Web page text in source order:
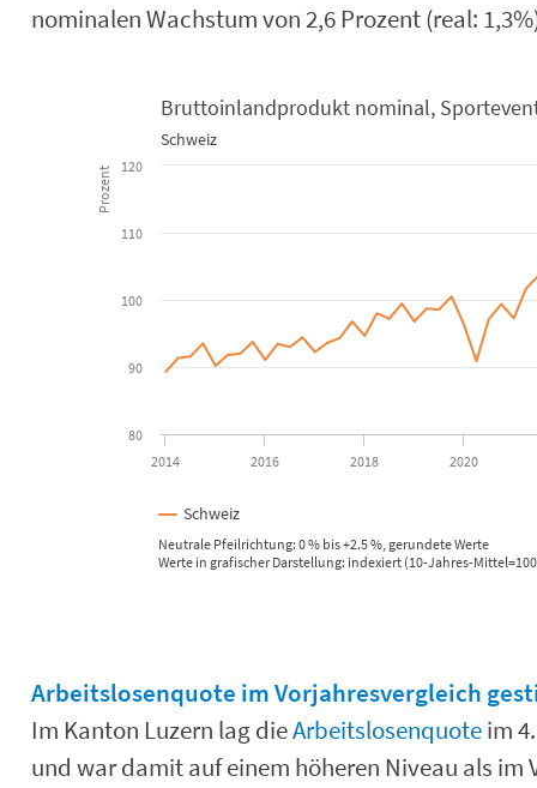
nominalen Wachstum von 2,6 Prozent (real:
Bruttoinlandprodukt nominal,
Line chart with 43 data points.
The chart has 1 X axis displaying Time. Data ranges from
The chart has 1 Y axis displaying Prozent. Data ranges from
Neutrale Pfeilrichtung: 0 % bis +2.5 %, gerundete Werte
Werte in grafischer Darstellung: indexiert (10-Jahres-
Prozent
Bruttoinlandprodukt nominal,
Schweiz
Schweiz
2014 2016 2018 2020
80
90
100
110
120
Arbeitslosenquote im Vorjahresvergleich
Im Kanton Luzern lag dieArbeitslosenquoteim
und war damit auf einem höheren Niveau als im